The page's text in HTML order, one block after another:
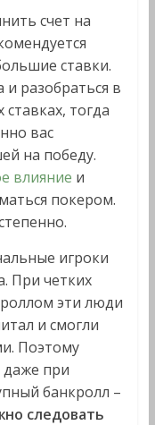
счет на
ставки.
разобраться в
тогда
вас
на победу.
влияние и
покером.
игроки
При четких
эти люди
и смогли
Поэтому
даже при
банкролл –
следовать